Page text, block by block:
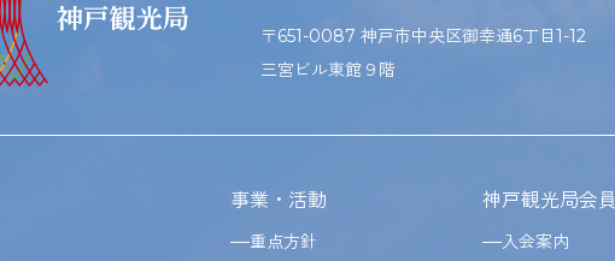
〒651-0087 神戸市中央区御幸通6丁目1-12
三宮ビル東館９階
事業・活動
重点方針
神戸観光局会員
入会案内